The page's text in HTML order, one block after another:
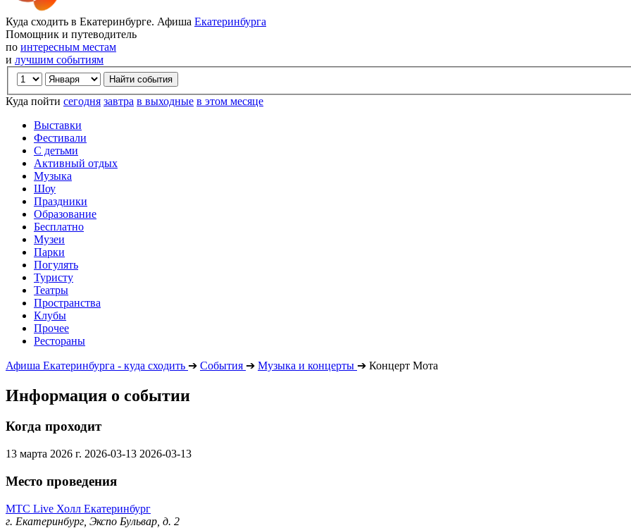
Куда сходить в Екатеринбурге. Афиша Екатеринбурга
Помощник и путеводитель
по интересным местам
и лучшим событиям
Куда пойти сегодня завтра в выходные в этом месяце
Выставки
Фестивали
С детьми
Активный отдых
Музыка
Шоу
Праздники
Образование
Бесплатно
Музеи
Парки
Погулять
Туристу
Театры
Пространства
Клубы
Прочее
Рестораны
Афиша Екатеринбурга - куда сходить ➔ События ➔ Музыка и концерты ➔ Концерт Мота
Информация о событии
Когда проходит
13 марта 2026 г. 2026-03-13 2026-03-13
Место проведения
МТС Live Холл Екатеринбург
г. Екатеринбург, Экспо Бульвар, д. 2